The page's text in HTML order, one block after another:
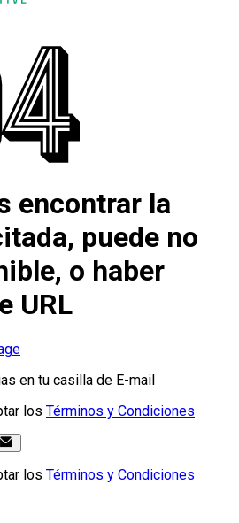
encontrar la
puede no
o haber
URL
en tu casilla de E-mail
los Términos y Condiciones
los Términos y Condiciones